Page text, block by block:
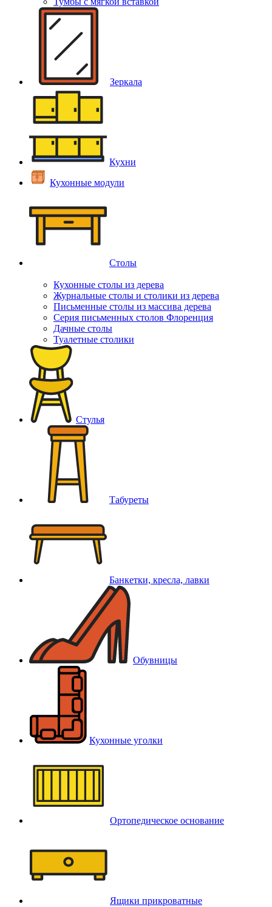
Зеркала
Кухни
Кухонные модули
Столы
Кухонные столы из дерева
Журнальные столы и столики из дерева
Письменные столы из массива дерева
Серия письменных столов Флоренция
Дачные столы
Туалетные столики
Стулья
Табуреты
Банкетки, кресла, лавки
Обувницы
Кухонные уголки
Ортопедическое основание
Ящики прикроватные